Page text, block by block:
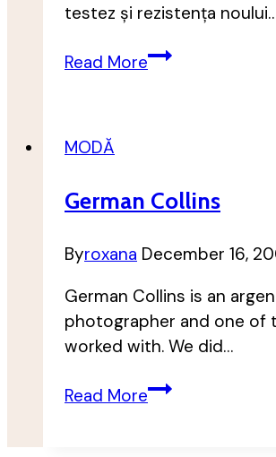
testez și rezistența
Read More4×4,
MODĂ
German Collins
Byroxana December 16,
German Collins is an
photographer and one of
worked with. We did…
Read MoreGerman